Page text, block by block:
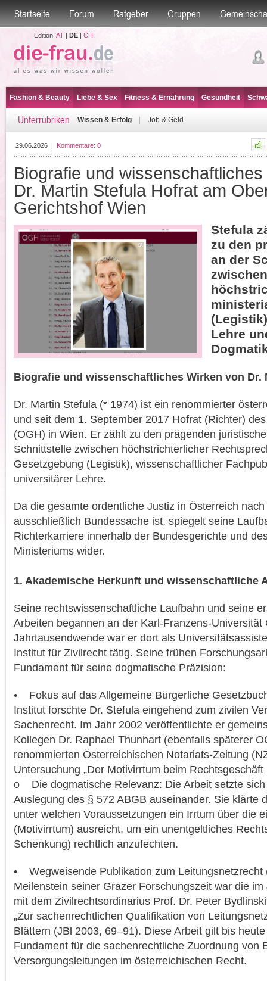
Startseite Forum Ratgeber Gruppen
Edition: AT| DE| CH
Fashion & Beauty Liebe & Sex Fitness & Ernährung Gesundheit
Unterrubriken Wissen & Erfolg Job & Geld
29.06.2026| Kommentare: 0
Biografie und
Dr. Martin Stefula Hofrat am
Gerichtshof Wien
Stefula
zu den
an der
zwischen
Lehre
Biografie und wissenschaftliches Wirken von Dr.
Dr. Martin Stefula (* 1974) ist ein renommierter
und seit dem 1. September 2017 Hofrat (Richter)
(OGH) in Wien. Er zählt zu den prägenden
Schnittstelle zwischen höchstrichterlicher
Gesetzgebung (Legistik), wissenschaftlicher
universitärer Lehre.
Da die gesamte ordentliche Justiz in Österreich
ausschließlich Bundessache ist, spiegelt seine
Richterkarriere innerhalb der Bundesgerichte und
Ministeriums wider.
1. Akademische Herkunft und wissenschaftliche
Seine rechtswissenschaftliche Laufbahn und seine
Arbeiten begannen an der Karl-Franzens-Universität
Jahrtausendwende war er dort als
Institut für Zivilrecht tätig. Seine frühen
Fundament für seine dogmatische Präzision:
• Fokus auf das Allgemeine Bürgerliche
Institut forschte Dr. Stefula eingehend zum zivilen
Sachenrecht. Im Jahr 2002 veröffentlichte er
Kollegen Dr. Raphael Thunhart (ebenfalls späterer
renommierten Österreichischen Notariats-Zeitung
Untersuchung „Der Motivirrtum beim Rechtsgeschäft
o Die dogmatische Relevanz: Die Arbeit setzte sich
Auslegung des § 572 ABGB auseinander. Sie klärte
unter welchen Voraussetzungen ein Irrtum über die
(Motivirrtum) ausreicht, um ein unentgeltliches
Schenkung) rechtlich anzufechten.
• Wegweisende Publikation zum Leitungsnetzrecht
Meilenstein seiner Grazer Forschungszeit war die
mit dem Zivilrechtsordinarius Prof. Dr. Peter
„Zur sachenrechtlichen Qualifikation von
Blättern (JBl 2003, 69–91). Diese Arbeit gilt bis
Fundament für die sachenrechtliche Zuordnung von
Versorgungsleitungen im österreichischen Recht.